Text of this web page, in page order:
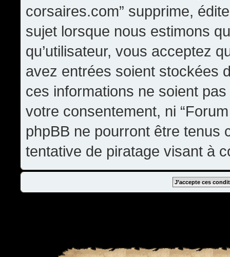
corsaires.com” supprime,
sujet lorsque nous estimons
qu’utilisateur, vous acceptez
avez entrées soient stockées
ces informations ne soient
votre consentement, ni
phpBB ne pourront être tenus
tentative de piratage visant à